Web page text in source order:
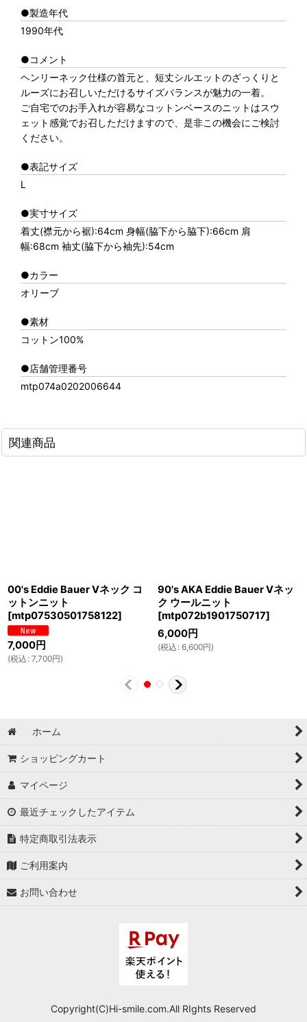
●製造年代
1990年代
●コメント
ヘンリーネック仕様の首元と、短丈シルエットのざっくりと
ルーズにお召しいただけるサイズバランスが魅力の一着。
ご自宅でのお手入れが容易なコットンベースのニットはスウ
ェット感覚でお召しただけますので、是非この機会にご検討
ください。
●表記サイズ
L
●実寸サイズ
着丈(襟元から裾):64cm 身幅(脇下から脇下):66cm 肩
幅:68cm 袖丈(脇下から袖先):54cm
●カラー
オリーブ
●素材
コットン100%
●店舗管理番号
mtp074a0202006644
関連商品
00's Eddie Bauer Vネック コ
ットンニット
[mtp07530501758122]
7,000円
(税込 : 7,700円)
90's AKA Eddie Bauer Vネッ
ク ウールニット
[mtp072b1901750717]
6,000円
(税込 : 6,600円)
ホーム
ショッピングカート
マイページ
最近チェックしたアイテム
特定商取引法表示
ご利用案内
お問い合わせ
Copyright(C)Hi-smile.com.All RIghts Reserved